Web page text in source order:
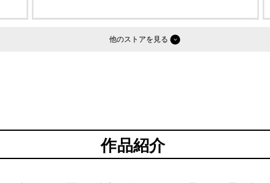
他のストア
作品紹介